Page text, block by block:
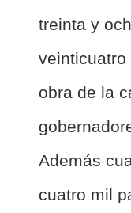
treinta y
obra de la
Además
cuatro mil